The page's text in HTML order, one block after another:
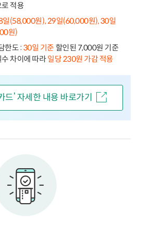
적용
일(58,000원), 29일(60,000원), 30일
원)
한도 :30일 기준 할인된 7,000원 기준
차이에 따라일당 230원 가감 적용
’ 자세한 내용 바로가기